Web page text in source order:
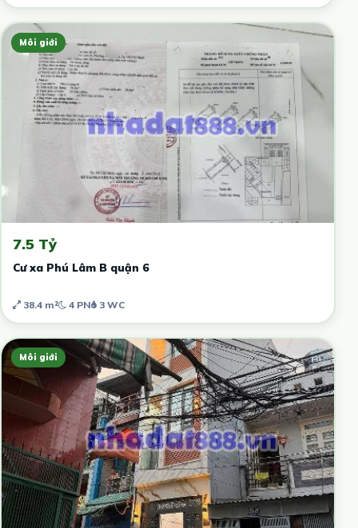
Môi giới
7.5 Tỷ
Cư xa Phú Lâm B quận 6
38.4 m² 4 PN 3 WC
Môi giới